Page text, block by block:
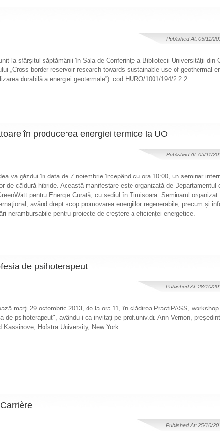
Published At: 05/11/
la sfârşitul săptămânii în Sala de Conferinţe a Bibliotecii Universităţii din
„Cross border reservoir research towards sustainable use of geothermal
durabilă a energiei geotermale”), cod HURO/1001/194/2.2.2.
în producerea energiei termice la UO
Published At: 05/11/
va găzdui în data de 7 noiembrie începând cu ora 10:00, un seminar
de căldură hibride. Această manifestare este organizată de Departamentul
pentru Energie Curată, cu sediul în Timișoara. Seminarul
având drept scop promovarea energiilor regenerabile, precum și
nerambursabile pentru proiecte de creștere a eficienței energetice.
de psihoterapeut
Published At: 28/10/
marţi 29 octombrie 2013, de la ora 11, în clădirea PractiPASS,
de psihoterapeut", avându-i ca invitaţi pe prof.univ.dr. Ann Vernon,
Kassinove, Hofstra University, New York.
Published At: 25/10/